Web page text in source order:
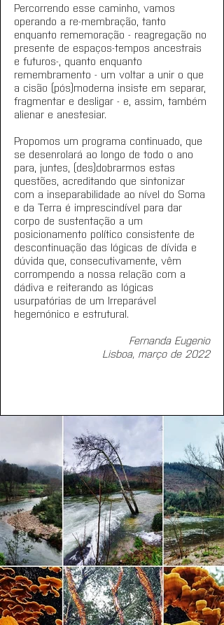
Percorrendo esse caminho, vamos
operando a re-membração, tanto
enquanto rememoração - reagregação no
presente de espaços-tempos ancestrais
e futuros-, quanto enquanto
remembramento - um voltar a unir o que
a cisão (pós)moderna insiste em separar,
fragmentar e desligar - e, assim, também
alienar e anestesiar.
Propomos um programa continuado, que
se desenrolará ao longo de todo o ano
para, juntes, (des)dobrarmos estas
questões, acreditando que sintonizar
com a inseparabilidade ao nível do Soma
e da Terra é imprescindível para dar
corpo de sustentação a um
posicionamento político consistente de
descontinuação das lógicas de dívida e
dúvida que, consecutivamente, vêm
corrompendo a nossa relação com a
dádiva e reiterando as lógicas
usurpatórias de um Irreparável
hegemónico e estrutural.
Fernanda Eugenio
Lisboa, março de 2022